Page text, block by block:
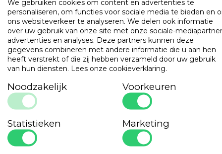
Dekbedden
Alle Dekbedden
Dekbedden
Kinderdekbedjes
Dekbed met hoofdkussen set
Hoofdkussens
Alle Hoofdkussens
Hoofdkussens
Binnenkussens
Alle Binnenkussens
Binnenkussens
Matrasbeschermers
Alle Matrasbeschermers
Matrasbeschermers
Matrasbeschermers - speciaal voor topper
Kussenbeschermers
Alle Kussenbeschermers
Kussenbeschermers
Alle Bedlinnen
Hoeslakens
Lakens
Kussenslopen
Dekbedovertreksets
We gebruiken cookies om content en advertenties te
personaliseren, om functies voor sociale media te bieden en
ons websiteverkeer te analyseren. We delen ook informatie
over uw gebruik van onze site met onze sociale-
advertenties en analyses. Deze partners kunnen deze
gegevens combineren met andere informatie die u aan hen
heeft verstrekt of die zij hebben verzameld door uw gebruik
van hun diensten. Lees onze cookieverklaring.
Noodzakelijk Voorkeuren
Statistieken Marketing